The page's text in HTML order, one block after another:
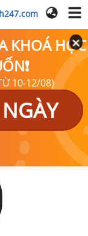
KHOÁ HỌC
10-12/08)